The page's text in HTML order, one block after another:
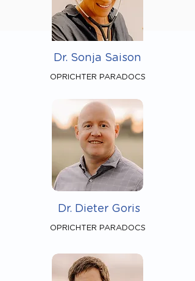
Dr. Sonja Saison
OPRICHTER PARADOCS
Dr. Dieter Goris
OPRICHTER PARADOCS